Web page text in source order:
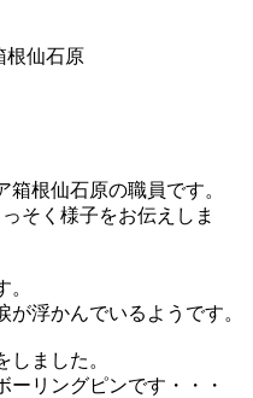
根仙石原
根仙石原の職員です。
そく様子をお伝えしま
浮かんでいるようです。
ました。
リングピンです・・・